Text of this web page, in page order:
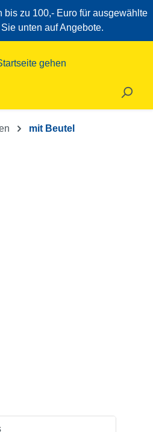
bis zu 100,- Euro für ausgewählte
unten auf Angebote.
mit Beutel